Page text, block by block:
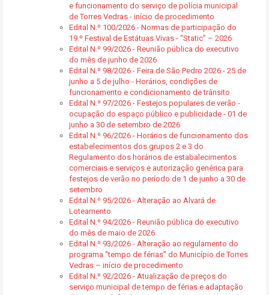
e funcionamento do serviço de polícia municipal
de Torres Vedras - início de procedimento
Edital N.º 100/2026 - Normas de participação do
19.º Festival de Estátuas Vivas - “Static” – 2026
Edital N.º 99/2026 - Reunião pública do executivo
do mês de junho de 2026
Edital N.º 98/2026 - Feira de São Pedro 2026 - 25 de
junho a 5 de julho - Horários, condições de
funcionamento e condicionamento de trânsito
Edital N.º 97/2026 - Festejos populares de verão -
ocupação do espaço público e publicidade - 01 de
junho a 30 de setembro de 2026
Edital N.º 96/2026 - Horários de funcionamento dos
estabelecimentos dos grupos 2 e 3 do
Regulamento dos horários de estabalecimentos
comerciais e serviços e autorização genérica para
festejos de verão no período de 1 de junho a 30 de
setembro
Edital N.º 95/2026 - Alteração ao Alvará de
Loteamento
Edital N.º 94/2026 - Reunião pública do executivo
do mês de maio de 2026
Edital N.º 93/2026 - Alteração ao regulamento do
programa “tempo de férias” do Município de Torres
Vedras – início de procedimento
Edital N.º 92/2026 - Atualização de preços do
serviço municipal de tempo de férias e adaptação